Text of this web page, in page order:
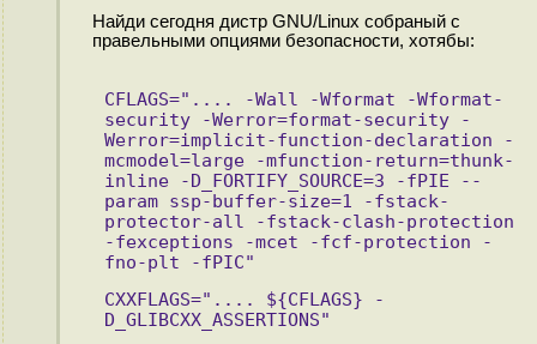
Найди сегодня дистр GNU/Linux собраный с
правельными опциями безопасности, хотябы:
CFLAGS=".... -Wall -Wformat -Wformat-
security -Werror=format-security -
Werror=implicit-function-declaration -
mcmodel=large -mfunction-return=thunk-
inline -D_FORTIFY_SOURCE=3 -fPIE --
param ssp-buffer-size=1 -fstack-
protector-all -fstack-clash-protection
-fexceptions -mcet -fcf-protection -
fno-plt -fPIC"
CXXFLAGS=".... ${CFLAGS} -
D_GLIBCXX_ASSERTIONS"